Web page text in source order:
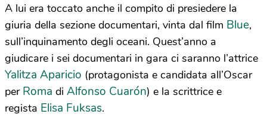
A lui era toccato anche il compito di presiedere la
giuria della sezione documentari, vinta dal film Blue,
sull’inquinamento degli oceani. Quest’anno a
giudicare i sei documentari in gara ci saranno l’attrice
Yalitza Aparicio (protagonista e candidata all’Oscar
per Roma di Alfonso Cuarón) e la scrittrice e
regista Elisa Fuksas.